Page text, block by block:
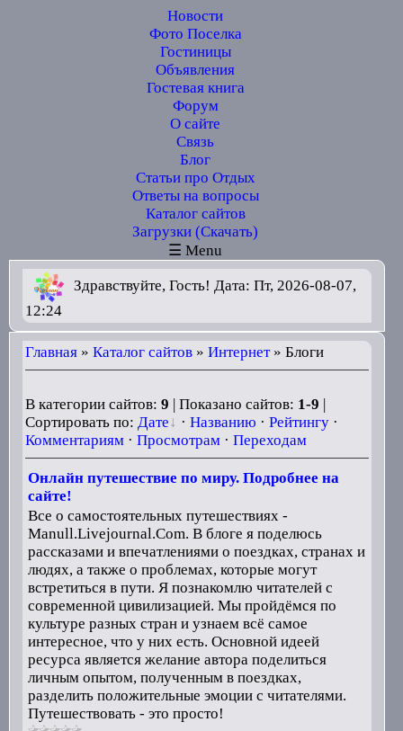
Новости
Фото Поселка
Гостиницы
Объявления
Гостевая книга
Форум
О сайте
Связь
Блог
Статьи про Отдых
Ответы на вопросы
Каталог сайтов
Загрузки (Скачать)
☰ Menu
Здравствуйте, Гость! Дата: Пт, 2026-08-07,
12:24
Главная» Каталог сайтов» Интернет» Блоги
В категории сайтов: 9 | Показано сайтов: 1-9
Сортировать по: Дате · Названию · Рейтингу·
Комментариям· Просмотрам· Переходам
Онлайн путешествие по миру. Подробнее на
сайте!
Все о самостоятельных путешествиях -
Manull.Livejournal.Com. В блоге я поделюсь
рассказами и впечатлениями о поездках, странах и
людях, а также о проблемах, которые могут
встретиться в пути. Я познакомлю читателей с
современной цивилизацией. Мы пройдёмся по
культуре разных стран и узнаем всё самое
интересное, что у них есть. Основной идеей
ресурса является желание автора поделиться
личным опытом, полученным в поездках,
разделить положительные эмоции с читателями.
Путешествовать - это просто!